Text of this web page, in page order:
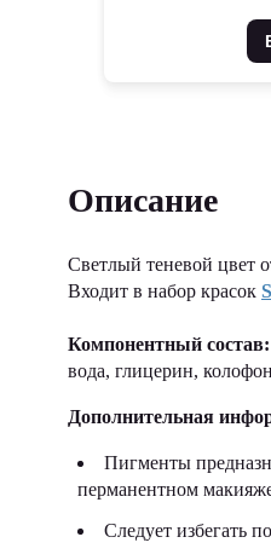
Описание
Светлый теневой цвет
Входит в набор красок
Компонентный состав:
вода, глицерин,
Дополнительная
Пигменты
перманентном
Следует избегать